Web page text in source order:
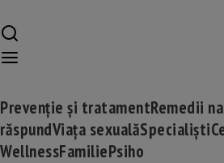
Prevenție și tratamentRemedii
răspundViața sexualăSpecialiști
WellnessFamiliePsiho